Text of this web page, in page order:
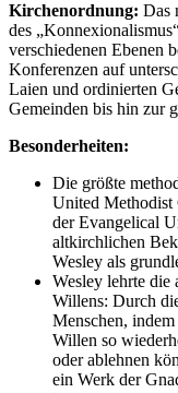
Kirchenordnung: Das
des
verschiedenen Ebenen
Konferenzen auf
Laien und ordinierten
Gemeinden bis hin zur
Besonderheiten:
Die größte
United Methodist
der Evangelical
altkirchlichen
Wesley als
Wesley lehrte die
Willens: Durch
Menschen,
Willen so
oder ablehnen
ein Werk der